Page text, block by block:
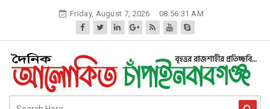
Friday, August 7, 2026 08:56:32 AM